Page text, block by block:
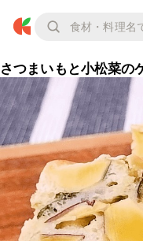
さつまいもと小松菜の